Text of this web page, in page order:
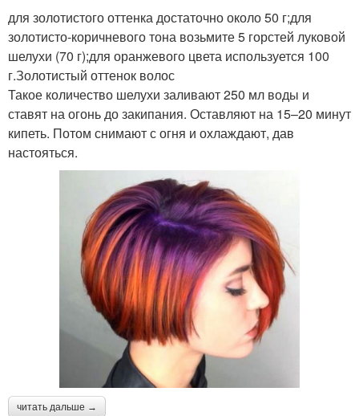
для золотистого оттенка достаточно около 50 г;для
золотисто-коричневого тона возьмите 5 горстей луковой
шелухи (70 г);для оранжевого цвета используется 100
г.Золотистый оттенок волос
Такое количество шелухи заливают 250 мл воды и
ставят на огонь до закипания. Оставляют на 15–20 минут
кипеть. Потом снимают с огня и охлаждают, дав
настояться.
читать дальше →